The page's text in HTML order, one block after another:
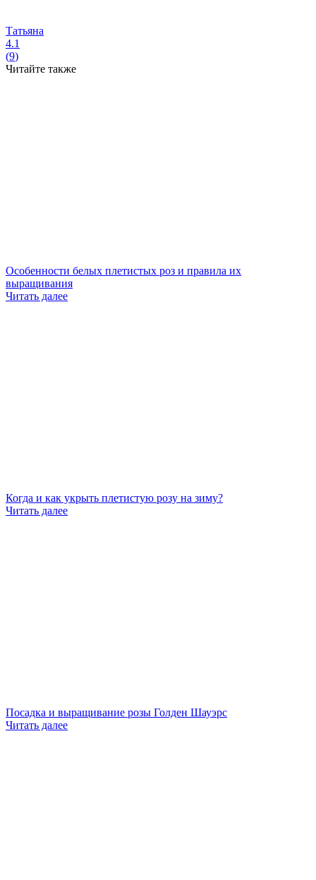
Татьяна
4.1
(9)
Читайте также
Особенности белых плетистых роз и правила их
выращивания
Читать далее
Когда и как укрыть плетистую розу на зиму?
Читать далее
Посадка и выращивание розы Голден Шауэрс
Читать далее